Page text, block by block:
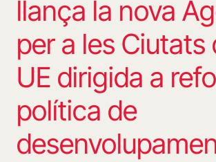
llança la nova
per a les Ciutats
UE dirigida a
política de